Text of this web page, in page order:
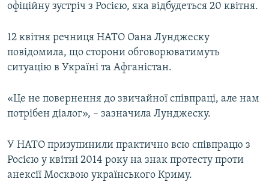
Усі сайти RFE/RL
офіційну зустріч з Росією, яка відбудеться 20 квітня.
12 квітня речниця НАТО Оана Лунджеску
повідомила, що сторони обговорюватимуть
ситуацію в Україні та Афганістан.
«Це не повернення до звичайної співпраці, але нам
потрібен діалог», – зазначила Лунджеску.
У НАТО призупинили практично всю співпрацю з
Росією у квітні 2014 року на знак протесту проти
анексії Москвою українського Криму.